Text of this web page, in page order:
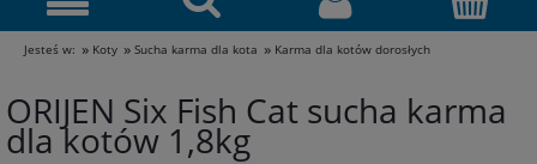
Jesteś w: » Koty » Sucha karma dla kota » Karma dla kotów dorosłych
ORIJEN Six Fish Cat sucha karma
dla kotów 1,8kg